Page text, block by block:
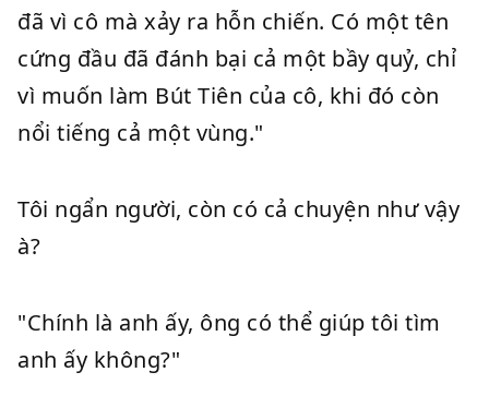
đã vì cô mà xảy ra hỗn chiến. Có một tên
cứng đầu đã đánh bại cả một bầy quỷ, chỉ
vì muốn làm Bút Tiên của cô, khi đó còn
nổi tiếng cả một vùng."
Tôi ngẩn người, còn có cả chuyện như vậy
à?
"Chính là anh ấy, ông có thể giúp tôi tìm
anh ấy không?"